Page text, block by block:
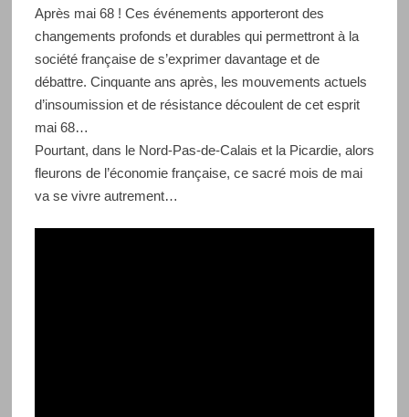
Après mai 68 ! Ces événements apporteront des
changements profonds et durables qui permettront à la
société française de s’exprimer davantage et de
débattre. Cinquante ans après, les mouvements actuels
d’insoumission et de résistance découlent de cet esprit
mai 68…
Pourtant, dans le Nord-Pas-de-Calais et la Picardie, alors
fleurons de l’économie française, ce sacré mois de mai
va se vivre autrement…